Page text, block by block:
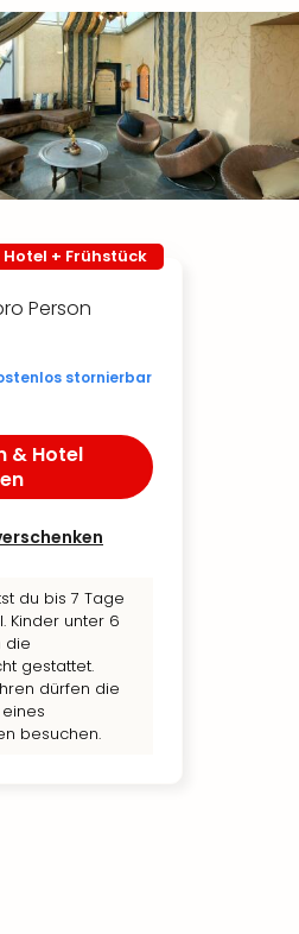
+ Frühstück
Person
stornierbar
& Hotel
du bis 7 Tage
Kinder unter 6
die
gestattet.
dürfen die
besuchen.